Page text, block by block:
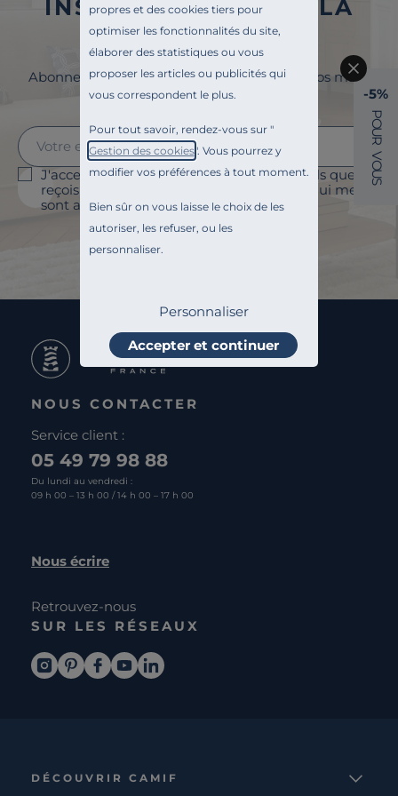
propres et des cookies tiers pour
optimiser les fonctionnalités du site,
élaborer des statistiques ou vous
proposer les articles ou publicités qui
vous correspondent le plus.
Pour tout savoir, rendez-vous sur "
Gestion des cookies". Vous pourrez y
modifier vos préférences à tout moment.
Bien sûr on vous laisse le choix de les
autoriser, les refuser, ou les
personnaliser.
Personnaliser
Accepter et continuer
INSCRIVEZ-VOUS À LA
NEWSLETTER
Abonnez-vous à la newsletter et surveillez vos mails
pour profiter de 5% de remise !
J'accepte le suivi des ouvertures des emails que je
reçois afin de personnaliser les contenus qui me
sont adressés et à des fins statistiques.
Je m'abonne
NOUS CONTACTER
Service client :
05 49 79 98 88
Du lundi au vendredi :
09 h 00 – 13 h 00 / 14 h 00 – 17 h 00
Nous écrire
Retrouvez-nous
SUR LES RÉSEAUX
DÉCOUVRIR CAMIF
-5%
P
O
U
R
V
O
U
S